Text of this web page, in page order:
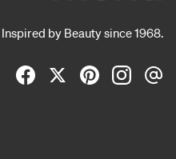
Inspired by Beauty since 1968.